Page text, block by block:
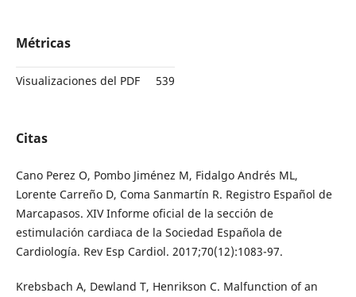
Métricas
Visualizaciones del PDF 539
Citas
Cano Perez O, Pombo Jiménez M, Fidalgo Andrés ML,
Lorente Carreño D, Coma Sanmartín R. Registro Español de
Marcapasos. XIV Informe oficial de la sección de
estimulación cardiaca de la Sociedad Española de
Cardiología. Rev Esp Cardiol. 2017;70(12):1083-97.
Krebsbach A, Dewland T, Henrikson C. Malfunction of an